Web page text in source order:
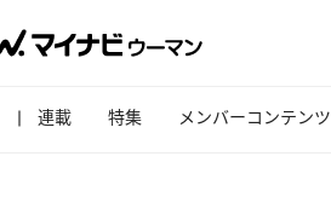
連載 特集 メンバーコンテンツ